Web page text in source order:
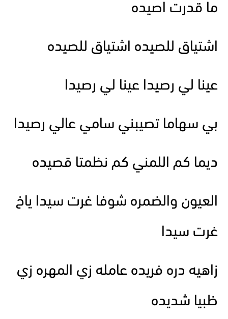
ما قدرت اصيده
اشتياق للصيده اشتياق للصيده
عينا لي رصيدا عينا لي رصيدا
بي سهاما تصيبني سامي عالي رصيدا
ديما كم اللمني كم نظمتا قصيده
العيون والضمره شوفا غرت سيدا ياخ
غرت سيدا
زاهيه دره فريده عامله زي المهره زي
ظبيا شديده